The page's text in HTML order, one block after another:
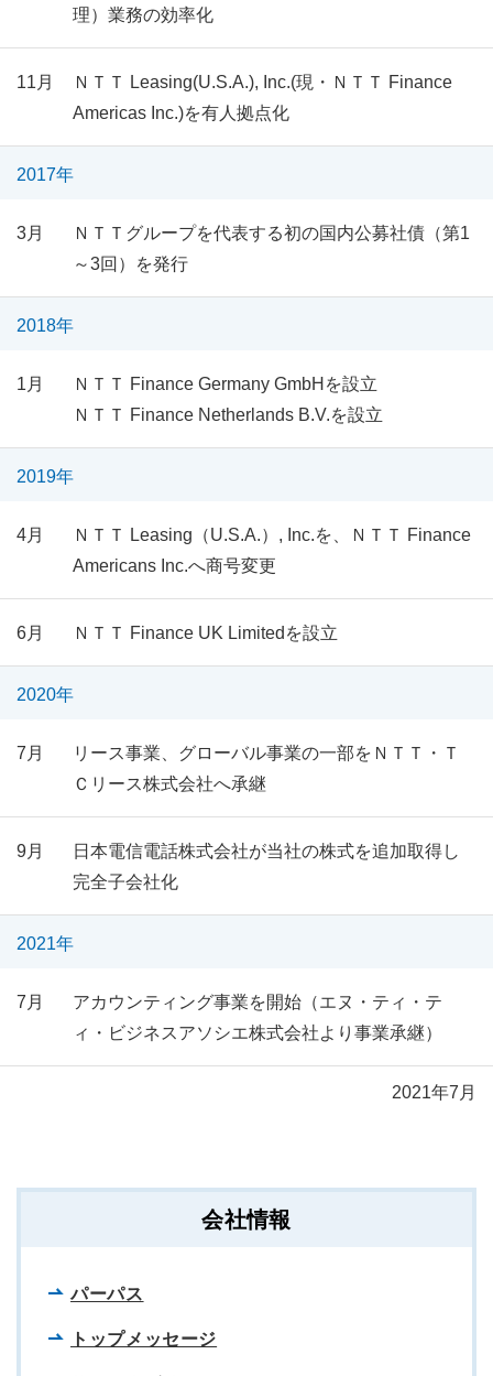
理）業務の効率化
11月
ＮＴＴ Leasing(U.S.A.), Inc.(現・ＮＴＴ Finance
Americas Inc.)を有人拠点化
2017年
3月
ＮＴＴグループを代表する初の国内公募社債（第1
～3回）を発行
2018年
1月
ＮＴＴ Finance Germany GmbHを設立
ＮＴＴ Finance Netherlands B.V.を設立
2019年
4月
ＮＴＴ Leasing（U.S.A.）, Inc.を、ＮＴＴ Finance
Americans Inc.へ商号変更
6月 ＮＴＴ Finance UK Limitedを設立
2020年
7月
リース事業、グローバル事業の一部をＮＴＴ・Ｔ
Ｃリース株式会社へ承継
9月
日本電信電話株式会社が当社の株式を追加取得し
完全子会社化
2021年
7月
アカウンティング事業を開始（エヌ・ティ・テ
ィ・ビジネスアソシエ株式会社より事業承継）
2021年7月
会社情報
パーパス
トップメッセージ